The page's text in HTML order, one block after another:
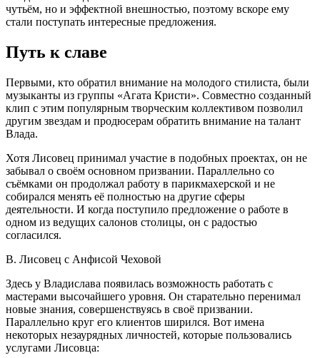
чутьём, но и эффектной внешностью, поэтому вскоре ему
стали поступать интересные предложения.
Путь к славе
Первыми, кто обратил внимание на молодого стилиста, были
музыканты из группы «Агата Кристи». Совместно созданный
клип с этим популярным творческим коллективом позволил
другим звездам и продюсерам обратить внимание на талант
Влада.
Хотя Лисовец принимал участие в подобных проектах, он не
забывал о своём основном призвании. Параллельно со
съёмками он продолжал работу в парикмахерской и не
собирался менять её полностью на другие сферы
деятельности. И когда поступило предложение о работе в
одном из ведущих салонов столицы, он с радостью
согласился.
В. Лисовец с Анфисой Чеховой
Здесь у Владислава появилась возможность работать с
мастерами высочайшего уровня. Он старательно перенимал
новые знания, совершенствуясь в своё призвании.
Параллельно круг его клиентов ширился. Вот имена
некоторых незаурядных личностей, которые пользовались
услугами Лисовца: